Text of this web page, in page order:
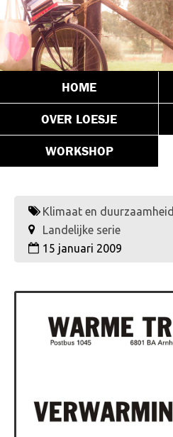
HOME
OVER LOESJE
WORKSHOP
Klimaat en duurzaamheid
Landelijke serie
15 januari 2009